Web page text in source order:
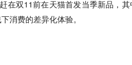
在双11前在天猫首发当季新品，
消费的差异化体验。